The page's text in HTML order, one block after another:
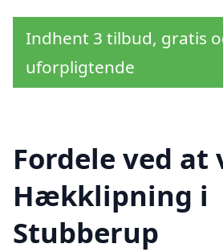
Indhent 3 tilbud, gratis
uforpligtende
Fordele ved
Hækklipning i
Stubberup